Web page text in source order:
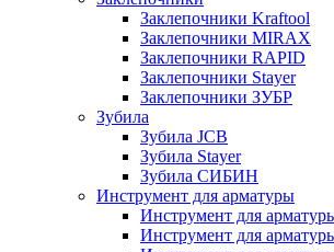
Заклепочники Kraftool
Заклепочники MIRAX
Заклепочники RAPID
Заклепочники Stayer
Заклепочники ЗУБР
Зубила
Зубила JCB
Зубила Stayer
Зубила СИБИН
Инструмент для арматуры
Инструмент для
Инструмент для